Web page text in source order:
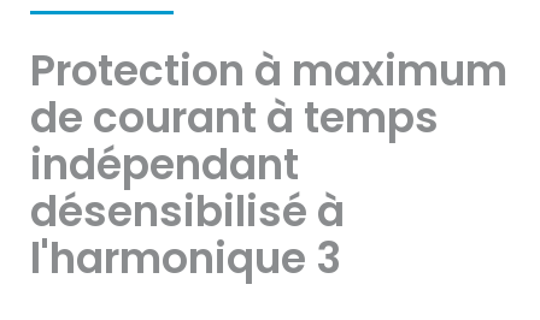
Protection à maximum
de courant à temps
indépendant
désensibilisé à
l'harmonique 3